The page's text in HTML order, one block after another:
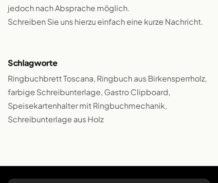
jedoch nach Absprache möglich.
Schreiben Sie uns hierzu einfach eine kurze Nachricht.
Schlagworte
Ringbuchbrett Toscana, Ringbuch aus Birkensperrholz,
farbige Schreibunterlage, Gastro Clipboard,
Speisekartenhalter mit Ringbuchmechanik,
Schreibunterlage aus Holz